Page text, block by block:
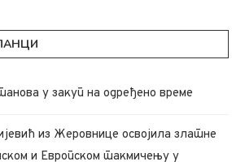
у закуп на одређено време
из Жеровнице освојила златне
и Европском такмичењу у